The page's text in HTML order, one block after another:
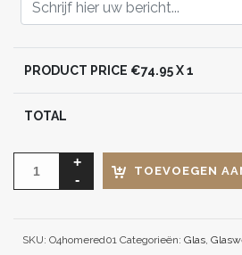
PRODUCT PRICE €74.95X 1
TOTAL
TOEVOEGEN
SKU: O4homered01 Categorieën: Glas,